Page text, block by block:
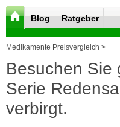
Blog Ratgeber
Medikamente Preisvergleich >
Besuchen Sie
Serie
verbirgt.